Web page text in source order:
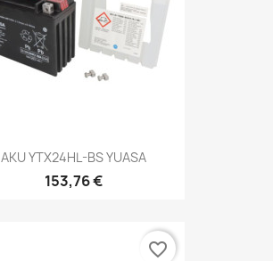
AKU YTX24HL-BS YUASA
153,76 €
favorite_border